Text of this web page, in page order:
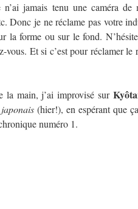
n’ai jamais tenu une caméra
Donc je ne réclame pas votre
la forme ou sur le fond.
vous. Et si c’est pour réclamer
la main, j’ai improvisé sur
(hier!), en espérant que
numéro 1.